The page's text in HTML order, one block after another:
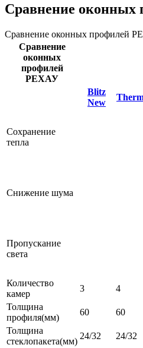
Сравнение оконных
Сравнение оконных профилей
Сравнение
оконных
профилей
РЕХАУ
Blitz
New
Сохранение
тепла
Снижение шума
Пропускание
света
Количество
камер
3 4
Толщина
профиля(мм)
60 60
Толщина
стеклопакета(мм)
24/32 24/32